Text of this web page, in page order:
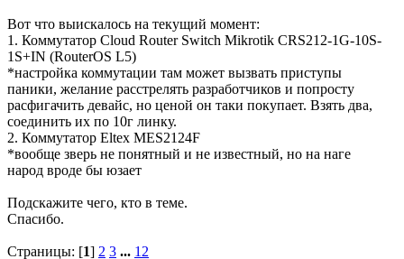
Вот что выискалось на текущий момент:
1. Коммутатор Cloud Router Switch Mikrotik CRS212-1G-10S-
1S+IN (RouterOS L5)
*настройка коммутации там может вызвать приступы
паники, желание расстрелять разработчиков и попросту
расфигачить девайс, но ценой он таки покупает. Взять два,
соединить их по 10г линку.
2. Коммутатор Eltex MES2124F
*вообще зверь не понятный и не известный, но на наге
народ вроде бы юзает
Подскажите чего, кто в теме.
Спасибо.
Страницы: [1] 2 3 ... 12